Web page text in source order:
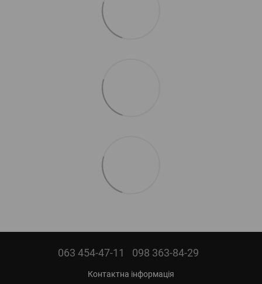
063 454-47-11 098 363-84-29
Контактна інформація